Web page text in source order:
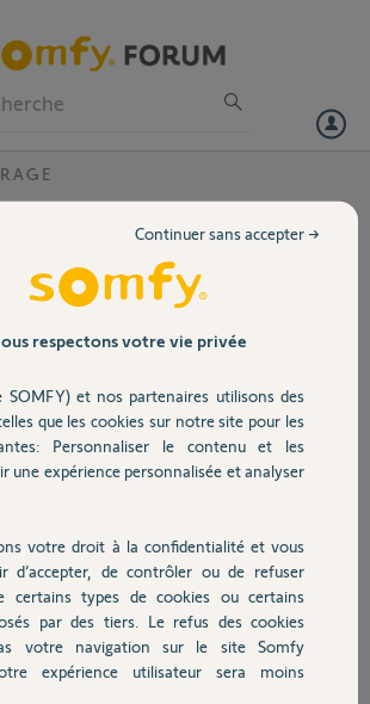
2 portes de garage pour une porte sectionnelle
je choisir ? Le dexxo 1000? En chaine ou
ans
au fil de discussion
un excellent choix.
respectons votre vie privée
SOMFY) et nos partenaires utilisons des
que les cookies sur notre site pour les
Personnaliser le contenu et les
une expérience personnalisée et analyser
votre droit à la confidentialité et vous
d’accepter, de contrôler ou de refuser
certains types de cookies ou certains
par des tiers. Le refus des cookies
votre navigation sur le site Somfy
expérience utilisateur sera moins
Continuer sans accepter →